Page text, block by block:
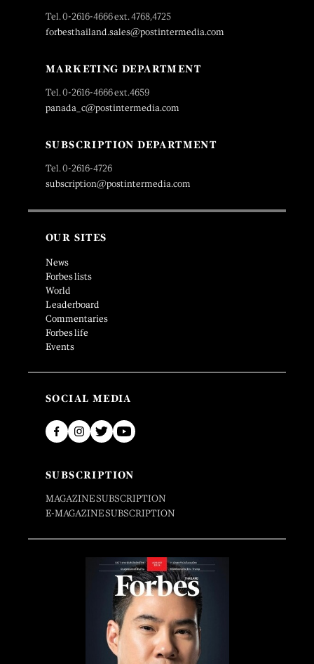
Tel. 0-2616-4666 ext. 4768,4725
forbesthailand.sales@postintermedia.com
MARKETING DEPARTMENT
Tel. 0-2616-4666 ext.4659
panada_c@postintermedia.com
SUBSCRIPTION DEPARTMENT
Tel. 0-2616-4726
subscription@postintermedia.com
OUR SITES
News
Forbes lists
World
Leaderboard
Commentaries
Forbes life
Events
SOCIAL MEDIA
SUBSCRIPTION
MAGAZINE SUBSCRIPTION
E-MAGAZINE SUBSCRIPTION